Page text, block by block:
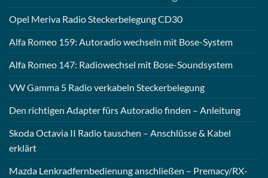
Opel Meriva Radio Steckerbelegung CD30
Alfa Romeo 159: Autoradio wechseln mit Bose-System
Alfa Romeo 147: Radiowechsel mit Bose-Soundsystem
VW Gamma 5 Radio verkabeln Steckerbelegung
Den richtigen Adapter fürs Autoradio finden – Anleitung
Skoda Octavia II Radio tauschen – Anschlüsse & Kabel
erklärt
Mazda Lenkradfernbedienung anschließen – Premacy/RX-